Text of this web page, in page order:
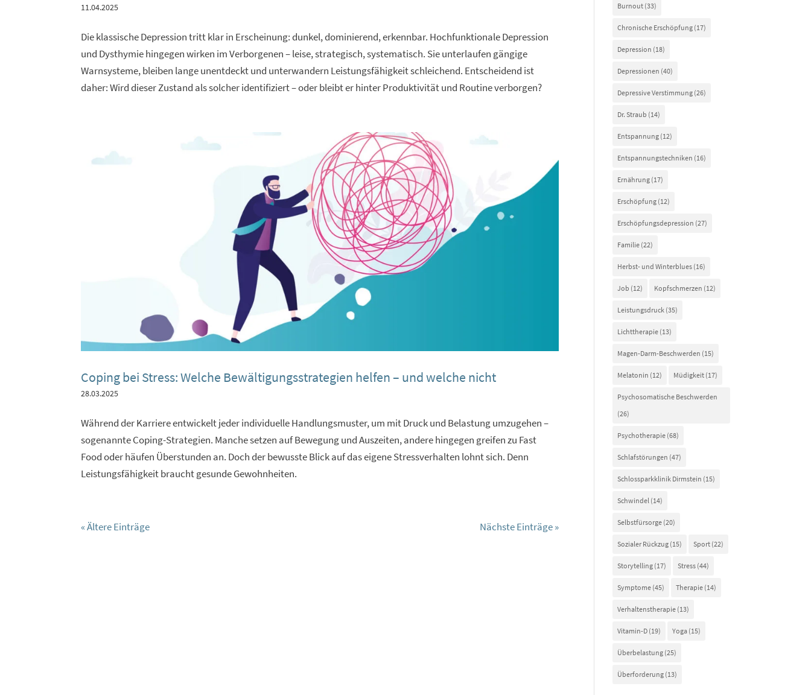
11.04.2025
Die klassische Depression tritt klar in Erscheinung: dunkel, dominierend, erkennbar. Hochfunktionale Depression
und Dysthymie hingegen wirken im Verborgenen – leise, strategisch, systematisch. Sie unterlaufen gängige
Warnsysteme, bleiben lange unentdeckt und unterwandern Leistungsfähigkeit schleichend. Entscheidend ist
daher: Wird dieser Zustand als solcher identifiziert – oder bleibt er hinter Produktivität und Routine verborgen?
Coping bei Stress: Welche Bewältigungsstrategien helfen – und welche nicht
28.03.2025
Während der Karriere entwickelt jeder individuelle Handlungsmuster, um mit Druck und Belastung umzugehen –
sogenannte Coping-Strategien. Manche setzen auf Bewegung und Auszeiten, andere hingegen greifen zu Fast
Food oder häufen Überstunden an. Doch der bewusste Blick auf das eigene Stressverhalten lohnt sich. Denn
Leistungsfähigkeit braucht gesunde Gewohnheiten.
« Ältere Einträge Nächste Einträge »
Burnout (33)
Chronische Erschöpfung (17)
Depression (18)
Depressionen (40)
Depressive Verstimmung (26)
Dr. Straub (14)
Entspannung (12)
Entspannungstechniken (16)
Ernährung (17)
Erschöpfung (12)
Erschöpfungsdepression (27)
Familie (22)
Herbst- und Winterblues (16)
Job (12) Kopfschmerzen (12)
Leistungsdruck (35)
Lichttherapie (13)
Magen-Darm-Beschwerden (15)
Melatonin (12) Müdigkeit (17)
Psychosomatische Beschwerden
(26)
Psychotherapie (68)
Schlafstörungen (47)
Schlossparkklinik Dirmstein (15)
Schwindel (14)
Selbstfürsorge (20)
Sozialer Rückzug (15) Sport (22)
Storytelling (17) Stress (44)
Symptome (45) Therapie (14)
Verhaltenstherapie (13)
Vitamin-D (19) Yoga (15)
Überbelastung (25)
Überforderung (13)